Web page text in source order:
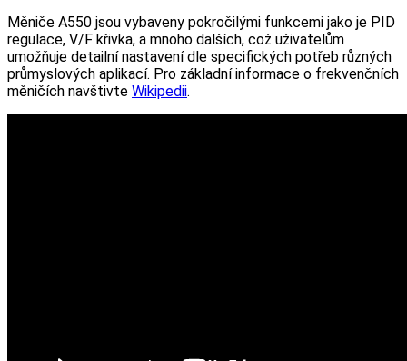
Měniče A550 jsou vybaveny pokročilými funkcemi jako je PID
regulace, V/F křivka, a mnoho dalších, což uživatelům
umožňuje detailní nastavení dle specifických potřeb různých
průmyslových aplikací. Pro základní informace o frekvenčních
měničích navštivte Wikipedii.